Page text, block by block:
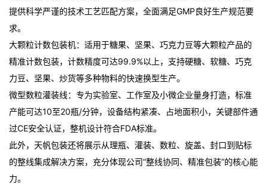
提供科学严谨的技术工艺匹配方案，全面满足GMP良好生产规范要
求。
大颗粒计数包装机：适用于糖果、坚果、巧克力豆等大颗粒产品的
精准计数包装，计数精度可达99.9%以上，支持硬糖、软糖、巧克
力豆、坚果、炒货等多种物料的快速换型生产。
微型数粒灌装线：专为实验室、工作室及小微企业量身打造，标准
产能可达10至20瓶/分钟，设备结构紧凑、占地面积小，关键部件通
过CE安全认证，整机设计符合FDA标准。
此外，天帆包装还将展示从理瓶、灌装、数粒、旋盖、封口到贴标
的整线集成解决方案，充分体现公司“整线协同、精准包装”的核心能
力。